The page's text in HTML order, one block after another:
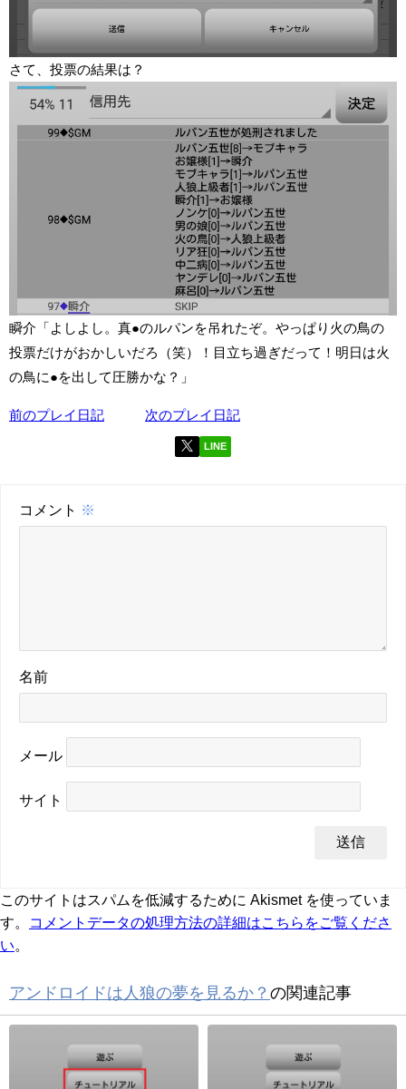
さて、投票の結果は？
瞬介「よしよし。真●のルパンを吊れたぞ。やっぱり火の鳥の
投票だけがおかしいだろ（笑）！目立ち過ぎだって！明日は火
の鳥に●を出して圧勝かな？」
前のプレイ日記 次のプレイ日記
LINE
コメント ※
名前
メール
サイト
このサイトはスパムを低減するために Akismet を使っていま
す。
コメントデータの処理方法の詳細はこちらをご覧くださ
い
アンドロイドは人狼の夢を見るか？ の関連記事